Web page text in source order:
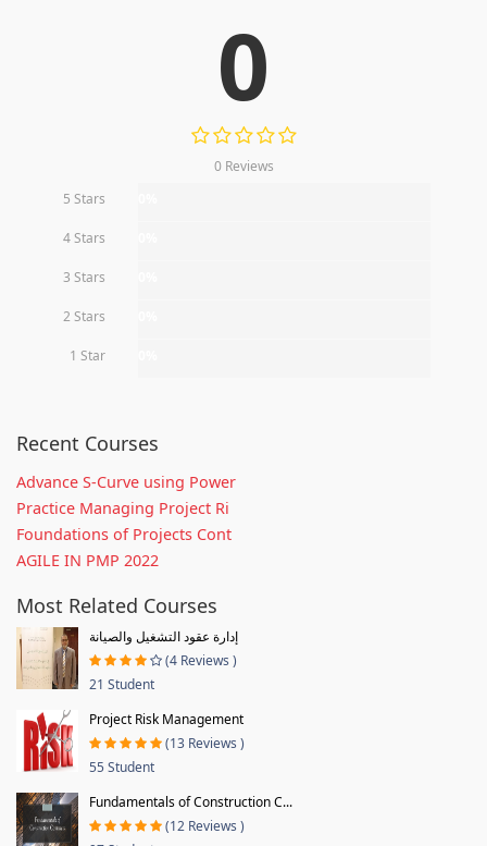
0
0 Reviews
5 Stars
4 Stars
3 Stars
2 Stars
1 Star
Recent Courses
Advance S-Curve using Power
Practice Managing Project Ri
Foundations of Projects Cont
AGILE IN PMP 2022
Most Related Courses
إدارة عقود التشغيل والصيانة
(4 Reviews )
21 Student
Project Risk Management
(13 Reviews )
55 Student
Fundamentals of Construction C...
(12 Reviews )